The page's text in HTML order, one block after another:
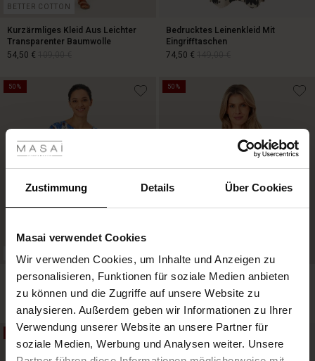
Zustimmung Details Über Cookies
Masai verwendet Cookies
Wir verwenden Cookies, um Inhalte und Anzeigen zu
personalisieren, Funktionen für soziale Medien anbieten
zu können und die Zugriffe auf unsere Website zu
analysieren. Außerdem geben wir Informationen zu Ihrer
Verwendung unserer Website an unsere Partner für
soziale Medien, Werbung und Analysen weiter. Unsere
Sale
Sale
ansehen
First Layers
Begins – Pre-Autumn 2026
Ease - Summer 2026
Sets
Leinen
– Ihre Garderobe beginnt hier
BETTER COTTON
Kurzärmliges Kleid Aus Leichter
Transparenter Baumwolle
54,50 €
109,00 €
Bedrucktes Leinenkleid Mit
Eingrifftaschen
74,50 €
149,00 €
50%
FSC® CERTIFIED
Bedruckte Jersey-tunika Mit
Eingrifftaschen
44,50 €89,00 €
50%
FSC® CERTIFIED
Bedrucktes Jersey-top Mit V-
ausschnitt
34,50 € 69,00 €
50% 50%